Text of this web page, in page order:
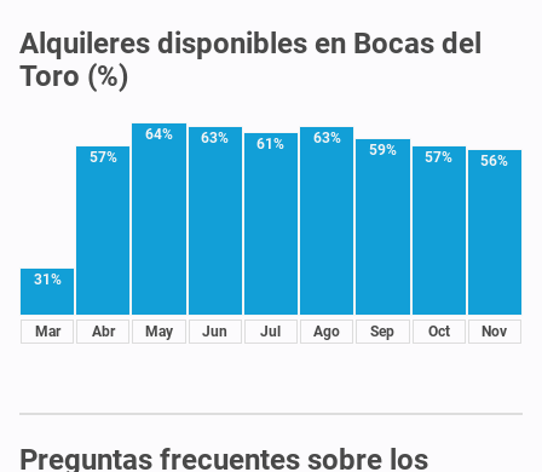
Alquileres disponibles en Bocas del
Toro (%)
31%
Mar
57%
Abr
64%
May
63%
Jun
61%
Jul
63%
Ago
59%
Sep
57%
Oct
56%
Nov
Preguntas frecuentes sobre los